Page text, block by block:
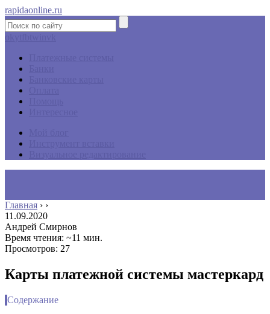
rapidaonline.ru
Главная › ›
11.09.2020
Андрей Смирнов
Время чтения: ~11 мин.
Просмотров: 27
Карты платежной системы мастеркард
Содержание